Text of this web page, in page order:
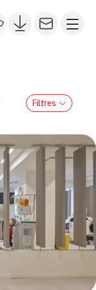
Filtres